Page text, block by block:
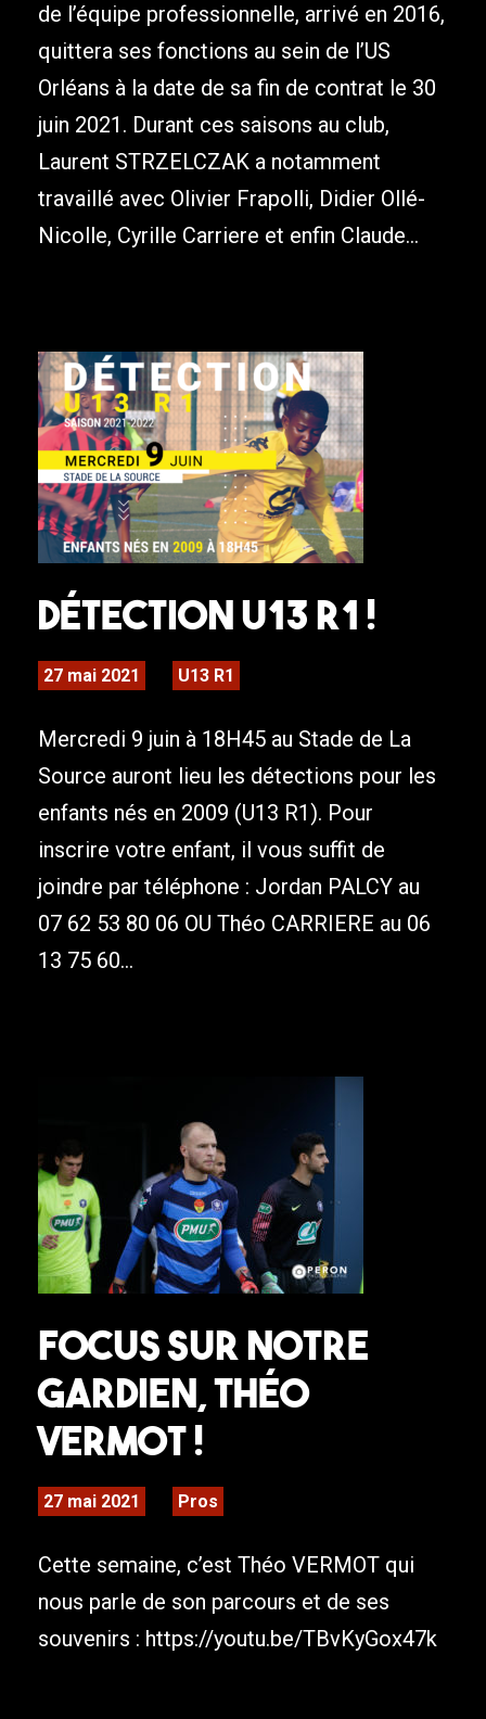
de l’équipe professionnelle, arrivé en 2016,
quittera ses fonctions au sein de l’US
Orléans à la date de sa fin de contrat le 30
juin 2021. Durant ces saisons au club,
Laurent STRZELCZAK a notamment
travaillé avec Olivier Frapolli, Didier Ollé-
Nicolle, Cyrille Carriere et enfin Claude...
Détection U13 R1 !
27 mai 2021 U13 R1
Mercredi 9 juin à 18H45 au Stade de La
Source auront lieu les détections pour les
enfants nés en 2009 (U13 R1). Pour
inscrire votre enfant, il vous suffit de
joindre par téléphone : Jordan PALCY au
07 62 53 80 06 OU Théo CARRIERE au 06
13 75 60...
FOCUS sur notre
gardien, Théo
VERMOT !
27 mai 2021 Pros
Cette semaine, c’est Théo VERMOT qui
nous parle de son parcours et de ses
souvenirs : https://youtu.be/TBvKyGox47k